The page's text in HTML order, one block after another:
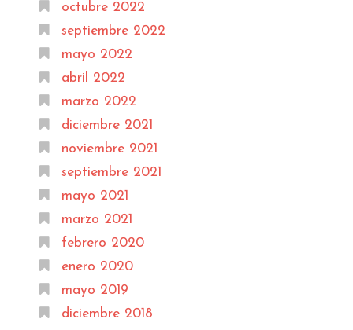
octubre 2022
septiembre 2022
mayo 2022
abril 2022
marzo 2022
diciembre 2021
noviembre 2021
septiembre 2021
mayo 2021
marzo 2021
febrero 2020
enero 2020
mayo 2019
diciembre 2018